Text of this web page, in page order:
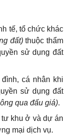
tế, tổ chức khác
đất)thuộc thẩm
sử dụng đất
cá nhân khi
sử dụng đất
qua đấu giá).
khu ở và dự án
mại dịch vụ.